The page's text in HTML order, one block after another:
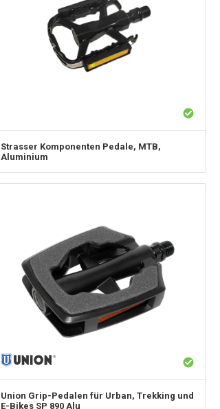
Strasser Komponenten Pedale, MTB,
Aluminium
Union Grip-Pedalen für Urban, Trekking und
E-Bikes SP 890 Alu